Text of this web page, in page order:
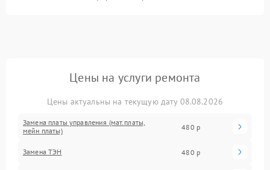
Цены на услуги ремонта
Цены актуальны на текущую дату 08.08.2026
Замена платы управления (мат.платы,
мейн платы)
480 р
Замена ТЭН 480 р